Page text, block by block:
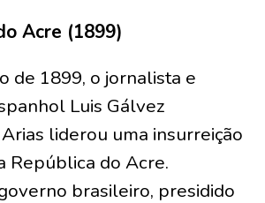
Acre (1899)
de 1899, o jornalista e
Luis Gálvez
liderou uma insurreição
República do Acre.
brasileiro, presidido